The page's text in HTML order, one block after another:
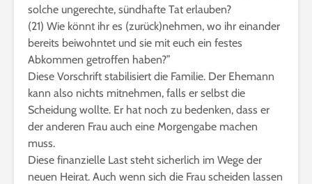
solche ungerechte, sündhafte Tat erlauben?
(21) Wie könnt ihr es (zurück)nehmen, wo ihr einander
bereits beiwohntet und sie mit euch ein festes
Abkommen getroffen haben?”
Diese Vorschrift stabilisiert die Familie. Der Ehemann
kann also nichts mitnehmen, falls er selbst die
Scheidung wollte. Er hat noch zu bedenken, dass er
der anderen Frau auch eine Morgengabe machen
muss.
Diese finanzielle Last steht sicherlich im Wege der
neuen Heirat. Auch wenn sich die Frau scheiden lassen